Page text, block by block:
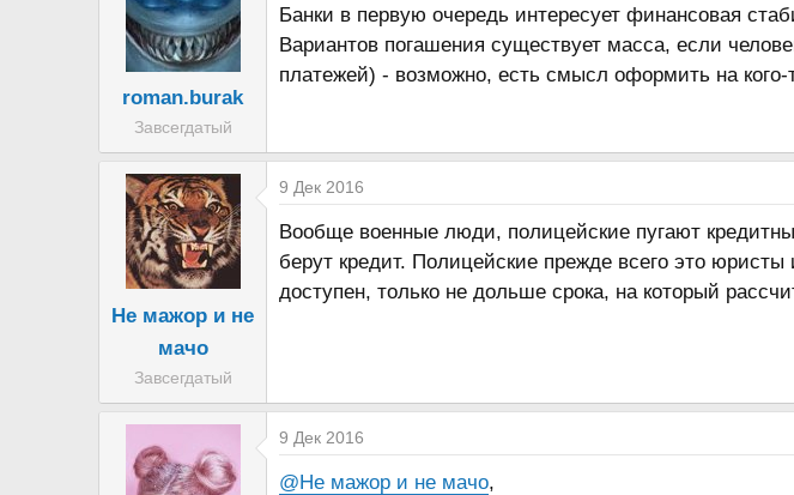
roman.burak
Завсегдатый
Банки в первую очередь интересует финансовая
Вариантов погашения существует масса, если
платежей) - возможно, есть смысл оформить на кого-
Не мажор и не
мачо
Завсегдатый
9 Дек 2016
Вообще военные люди, полицейские пугают
берут кредит. Полицейские прежде всего это
доступен, только не дольше срока, на который
9 Дек 2016
@Не мажор и не мачо,